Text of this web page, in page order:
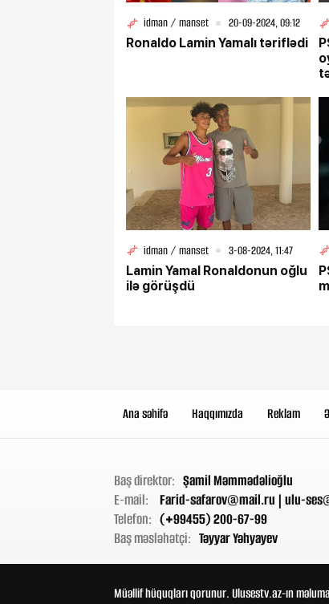
idman / manset
20-09-2024, 09:12
Ronaldo Lamin Yamalı təriflədi
idman / manset
3-08-2024, 11:47
Lamin Yamal Ronaldonun oğlu
ilə görüşdü
Ana səhifə Haqqımızda Reklam
Baş direktor: Şamil Məmmədəlioğlu
E-mail:
Farid-safarov@mail.ru | ulu-
Telefon: (+99455) 200-67-99
Baş məsləhətçi: Təyyar Yəhyayev
Müəllif hüquqları qorunur. Ulusestv.az-ın